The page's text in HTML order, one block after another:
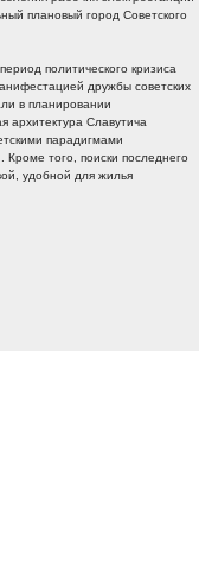
плановый город Советского
политического кризиса
дружбы советских
в планировании
архитектура Славутича
парадигмами
того, поиски последнего
удобной для жилья